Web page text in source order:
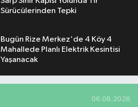
Sürücülerinden Tepki
Bugün Rize Merkez'de 4 Köy 4
Mahallede Planlı Elektrik Kesintisi
Yaşanacak
06.08.2026